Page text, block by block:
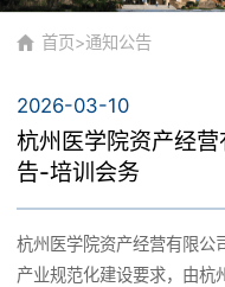
公司概况
公司简介
公司发展
品牌介绍
商标
经销商
首页>通知公告
2026-03-10
杭州医学院资产经
告-培训会务
杭州医学院资产经营有限公
产业规范化建设要求，由杭